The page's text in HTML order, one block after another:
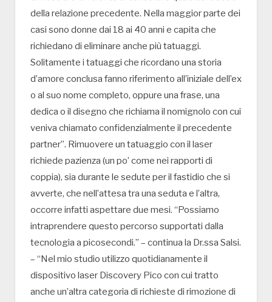
della relazione precedente. Nella maggior parte dei
casi sono donne dai 18 ai 40 anni e capita che
richiedano di eliminare anche più tatuaggi.
Solitamente i tatuaggi che ricordano una storia
d’amore conclusa fanno riferimento all’iniziale dell’ex
o al suo nome completo, oppure una frase, una
dedica o il disegno che richiama il nomignolo con cui
veniva chiamato confidenzialmente il precedente
partner”. Rimuovere un tatuaggio con il laser
richiede pazienza (un po’ come nei rapporti di
coppia), sia durante le sedute per il fastidio che si
avverte, che nell’attesa tra una seduta e l’altra,
occorre infatti aspettare due mesi. “Possiamo
intraprendere questo percorso supportati dalla
tecnologia a picosecondi.” – continua la Dr.ssa Salsi.
– “Nel mio studio utilizzo quotidianamente il
dispositivo laser Discovery Pico con cui tratto
anche un’altra categoria di richieste di rimozione di